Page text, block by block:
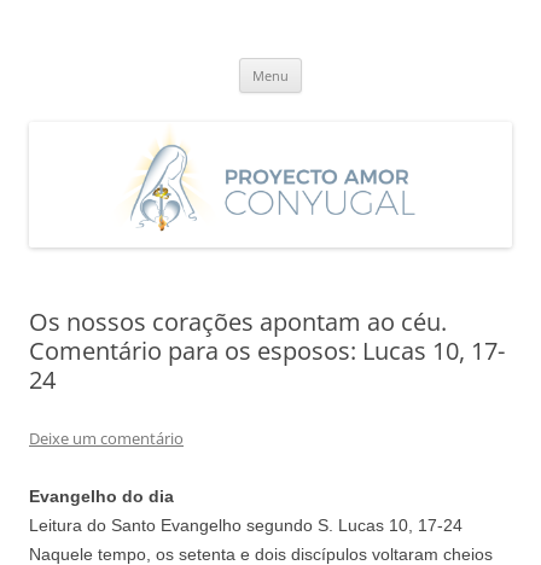
Menu
Os nossos corações apontam ao céu.
Comentário para os esposos: Lucas 10, 17-
24
Deixe um comentário
Evangelho do dia
Leitura do Santo Evangelho segundo S. Lucas 10, 17-24
Naquele tempo, os setenta e dois discípulos voltaram cheios